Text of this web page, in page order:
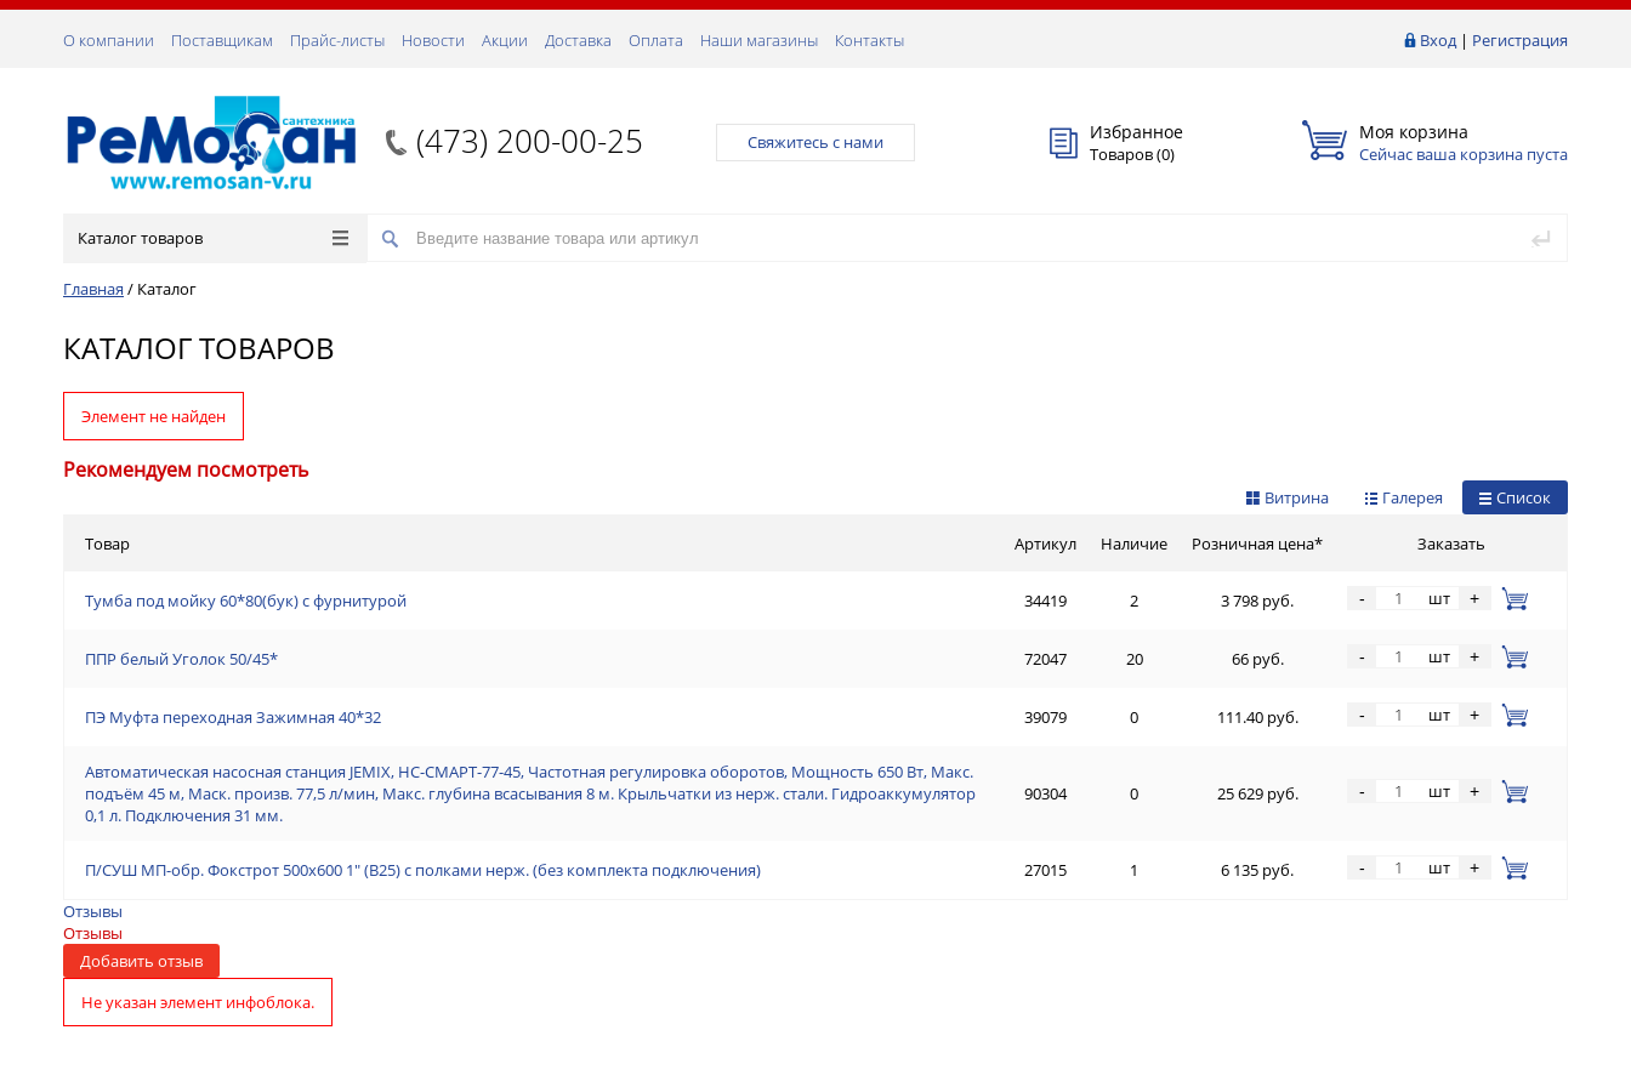
Вход| Регистрация
О компании Поставщикам Прайс-листы Новости Акции Доставка Оплата Наши магазины Контакты
(473) 200-00-25 Свяжитесь с нами Избранное
Товаров (0)
Моя корзина
Сейчас ваша корзина пуста
Каталог товаров
Главная / Каталог
КАТАЛОГ ТОВАРОВ
Элемент не найден
Рекомендуем посмотреть
Список
Галерея
Витрина
Товар Артикул Наличие Розничная цена* Заказать
Тумба под мойку 60*80(бук) с фурнитурой 34419 2 3 798 руб. - шт +
ППР белый Уголок 50/45* 72047 20 66 руб. - шт +
ПЭ Муфта переходная Зажимная 40*32 39079 0 111.40 руб. - шт +
Автоматическая насосная станция JEMIX, НС-СМАРТ-77-45, Частотная регулировка оборотов, Мощность 650 Вт, Макс.
подъём 45 м, Маск. произв. 77,5 л/мин, Макс. глубина всасывания 8 м. Крыльчатки из нерж. стали. Гидроаккумулятор
0,1 л. Подключения 31 мм.
90304 0 25 629 руб. - шт +
П/СУШ МП-обр. Фокстрот 500х600 1" (В25) с полками нерж. (без комплекта подключения) 27015 1 6 135 руб. - шт +
Отзывы
Отзывы
Добавить отзыв
Не указан элемент инфоблока.